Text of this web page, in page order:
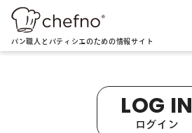
パン職人とパティシエのための情報サイト
LOG IN
ログイン